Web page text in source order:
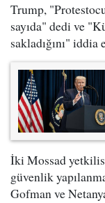
Trump,
sayıda" dedi ve
sakladığını" iddia
İki Mossad
güvenlik
Gofman ve